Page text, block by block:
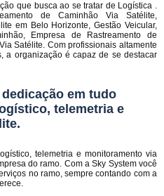
que busca ao se tratar de Logística .
de Caminhão Via Satélite,
em Belo Horizonte, Gestão Veicular,
Empresa de Rastreamento de
Satélite. Com profissionais altamente
a organização é capaz de se destacar
em tudo
telemetria e
telemetria e monitoramento via
do ramo. Com a Sky System você
no ramo, sempre contando com a